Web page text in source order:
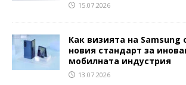
15.07.2026
Как визията на Samsung
новия стандарт за
мобилната индустрия
13.07.2026